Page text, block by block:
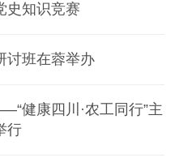
史知识竞赛
讨班在蓉举办
健康四川·农工同行”主
行